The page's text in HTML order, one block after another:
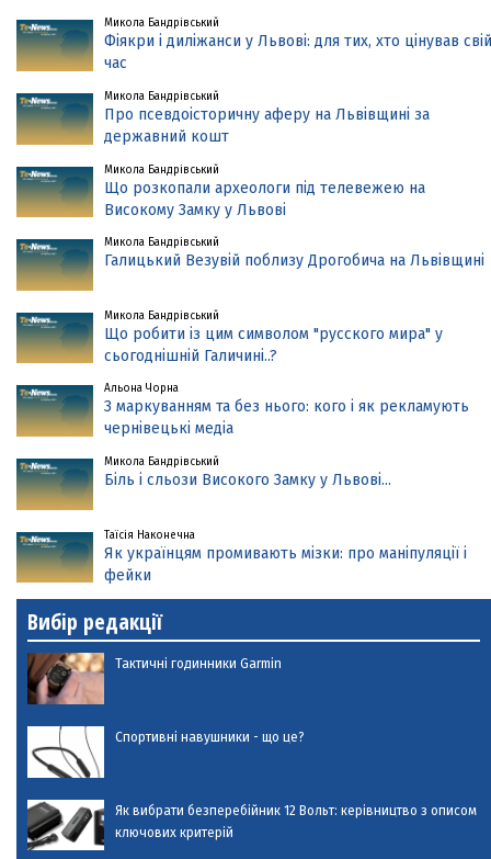
Микола Бандрівський
Фіякри і диліжанси у Львові: для тих, хто цінував свій
час
Микола Бандрівський
Про псевдоісторичну аферу на Львівщині за
державний кошт
Микола Бандрівський
Що розкопали археологи під телевежею на
Високому Замку у Львові
Микола Бандрівський
Галицький Везувій поблизу Дрогобича на Львівщині
Микола Бандрівський
Що робити із цим символом "русского мира" у
сьогоднішній Галичині..?
Альона Чорна
З маркуванням та без нього: кого і як рекламують
чернівецькі медіа
Микола Бандрівський
Біль і сльози Високого Замку у Львові...
Таїсія Наконечна
Як українцям промивають мізки: про маніпуляції і
фейки
Вибір редакції
Тактичні годинники Garmin
Спортивні навушники - що це?
Як вибрати безперебійник 12 Вольт: керівництво з описом
ключових критерій